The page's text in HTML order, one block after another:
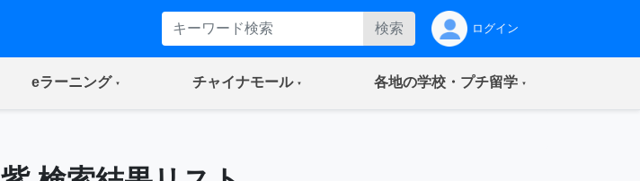
検索 ログイン
eラーニング(current) チャイナモール(current) 各地の学校・プチ留学(current)